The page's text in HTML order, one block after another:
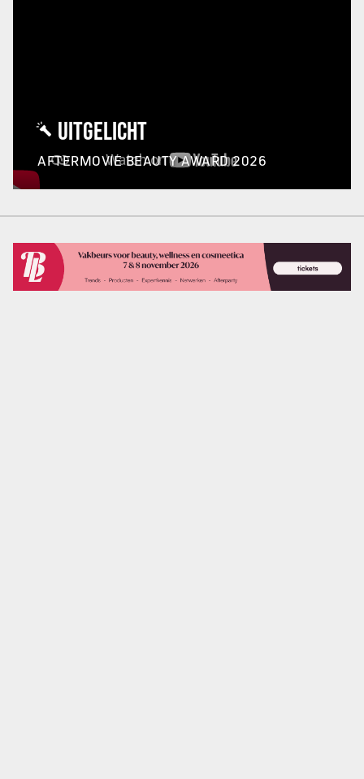
UITGELICHT
AFTERMOVIE BEAUTY AWARD 2026